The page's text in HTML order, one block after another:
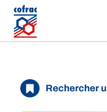
Aller au contenu
Rechercher